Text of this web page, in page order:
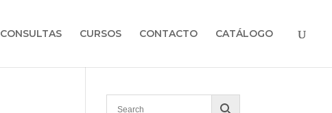
CONSULTAS CURSOS CONTACTO CATÁLOGO